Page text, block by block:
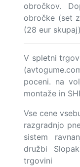
obročkov.
obročke (set
(28 eur
V spletni
poceni. na
montaže in
Vse cene
razgradnjo
sistem
družbi
trgovini